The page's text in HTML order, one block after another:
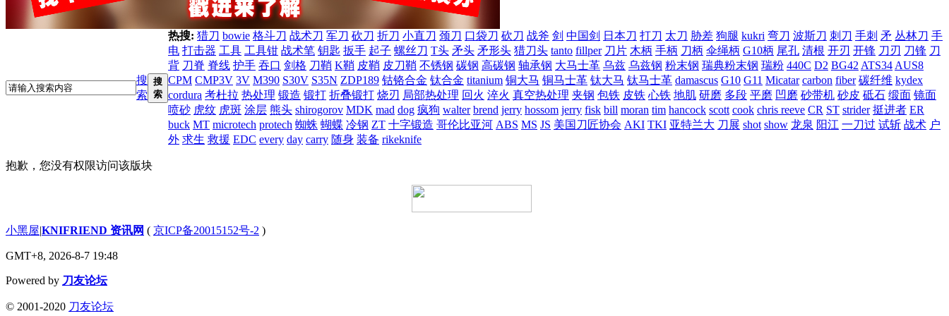
搜
索
搜
索
热搜: 猎刀 bowie 格斗刀 战术刀 军刀 砍刀 折刀 小直刀 颈刀 口袋刀 砍刀 战斧 剑 中国剑 日本刀 打刀 太刀 胁差 狗腿 kukri 弯刀 波斯刀 刺刀 手刺 矛 丛林刀 手
电 打击器 工具 工具钳 战术笔 钥匙 扳手 起子 螺丝刀 T头 矛头 矛形头 猎刀头 tanto fillper 刀片 木柄 手柄 刀柄 伞绳柄 G10柄 尾孔 清根 开刃 开锋 刀刃 刀锋 刀
背 刀脊 脊线 护手 吞口 剑格 刀鞘 K鞘 皮鞘 皮刀鞘 不锈钢 碳钢 高碳钢 轴承钢 大马士革 乌兹 乌兹钢 粉末钢 瑞典粉末钢 瑞粉 440C D2 BG42 ATS34 AUS8
CPM CMP3V 3V M390 S30V S35N ZDP189 钴铬合金 钛合金 titanium 铜大马 铜马士革 钛大马 钛马士革 damascus G10 G11 Micatar carbon fiber 碳纤维 kydex
cordura 考杜拉 热处理 锻造 锻打 折叠锻打 烧刃 局部热处理 回火 淬火 真空热处理 夹钢 包铁 皮铁 心铁 地肌 研磨 多段 平磨 凹磨 砂带机 砂皮 砥石 缎面 镜面
喷砂 虎纹 虎斑 涂层 熊头 shirogorov MDK mad dog 疯狗 walter brend jerry hossom jerry fisk bill moran tim hancock scott cook chris reeve CR ST strider 挺进者 ER
buck MT microtech protech 蜘蛛 蝴蝶 冷钢 ZT 十字锻造 哥伦比亚河 ABS MS JS 美国刀匠协会 AKI TKI 亚特兰大 刀展 shot show 龙泉 阳江 一刀过 试斩 战术 户
外 求生 救援 EDC every day carry 随身 装备 rikeknife
抱歉，您没有权限访问该版块
小黑屋|KNIFRIEND 资讯网 ( 京ICP备20015152号-2 )
GMT+8, 2026-8-7 19:48
Powered by 刀友论坛
© 2001-2020 刀友论坛